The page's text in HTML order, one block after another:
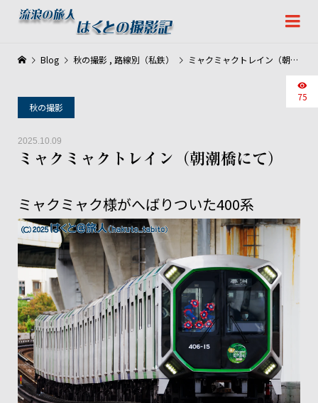
秋の撮影
2025.10.09
ミャクミャクトレイン（朝潮橋にて）
75
Blog 秋の撮影 , 路線別（私鉄） ミャクミャクトレイン（朝潮橋にて）
ミャクミャク様がへばりついた400系